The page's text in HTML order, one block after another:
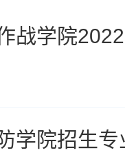
战学院
学院招生